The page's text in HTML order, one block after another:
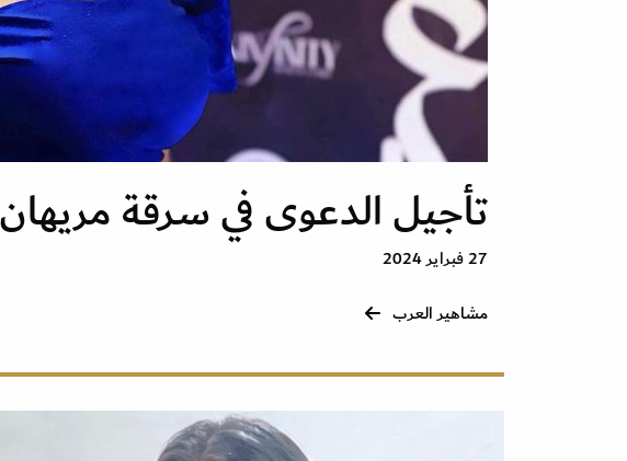
تأجيل الدعوى في سرقة
27 فبراير 2024
مشاهير العرب